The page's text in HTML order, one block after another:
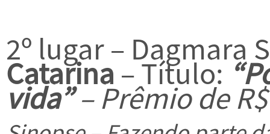
2º lugar – Dagmara
Catarina – Título:
vida”– Prêmio de